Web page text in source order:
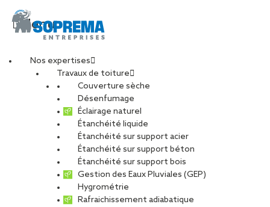
Menu
Nos expertises
Travaux de toiture
Couverture sèche
Désenfumage
Éclairage naturel
Étanchéité liquide
Étanchéité sur support acier
Étanchéité sur support béton
Étanchéité sur support bois
Gestion des Eaux Pluviales (GEP)
Hygrométrie
Rafraichissement adiabatique